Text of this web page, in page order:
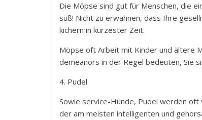
Die Möpse sind gut für Menschen, die
süß! Nicht zu erwähnen, dass Ihre
kichern in kürzester Zeit.
Möpse oft Arbeit mit Kinder und ältere
demeanors in der Regel bedeuten, Sie
4. Pudel
Sowie service-Hunde, Pudel werden
der am meisten intelligenten und